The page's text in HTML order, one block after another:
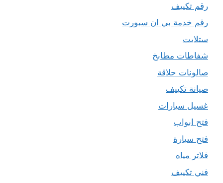
رقم تكييف
رقم خدمة بي ان سبورت
ستلايت
شفاطات مطابخ
صالونات حلاقة
صيانة تكييف
غسيل سيارات
فتح ابواب
فتح سيارة
فلاتر مياه
فني تكييف